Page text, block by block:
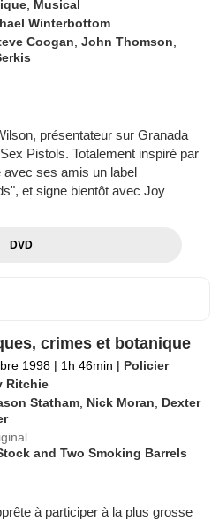
Musical
Winterbottom
Coogan ,John Thomson
présentateur sur Granada
Pistols. Totalement inspiré par
ses amis un label
et signe bientôt avec Joy
DVD
crimes et botanique
1998 | 1h 46min | Policier
Ritchie
Statham Nick Moran
Dexter
and Two Smoking Barrels
à participer à la plus grosse